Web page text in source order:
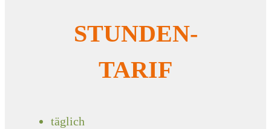
STUNDEN-
TARIF
täglich